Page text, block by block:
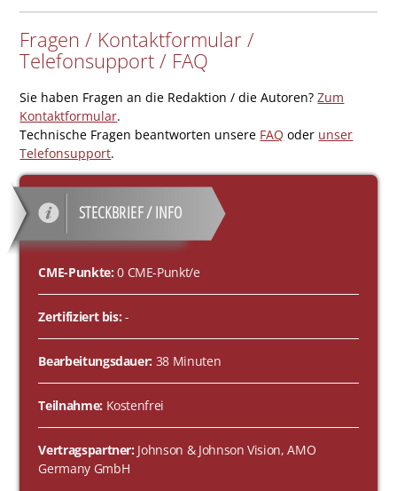
Fragen / Kontaktformular /
Telefonsupport / FAQ
Sie haben Fragen an die Redaktion / die Autoren?Zum
Kontaktformular.
Technische Fragen beantworten unsere FAQ oder unser
Telefonsupport.
STECKBRIEF / INFO
CME-Punkte:0 CME-Punkt/e
Zertifiziert bis:-
Bearbeitungsdauer: 38 Minuten
Teilnahme: Kostenfrei
Vertragspartner: Johnson & Johnson Vision, AMO
Germany GmbH